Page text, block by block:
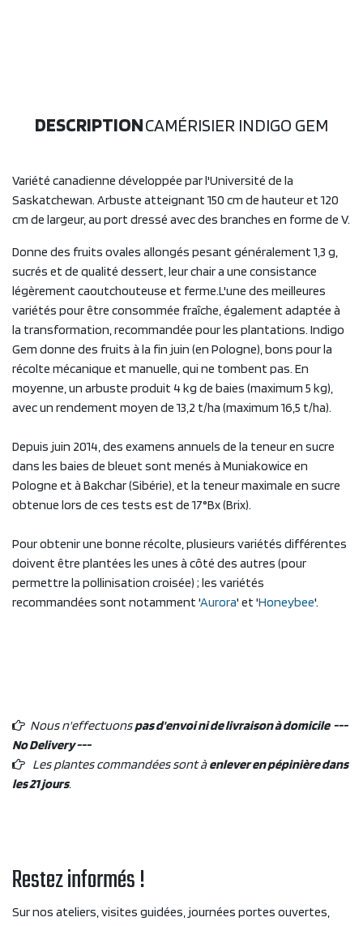
DESCRIPTIONCAMÉRISIER INDIGO GEM
Variété canadienne développée par l'Université de la
Saskatchewan. Arbuste atteignant 150 cm de hauteur et 120
cm de largeur, au port dressé avec des branches en forme de V.
Donne des fruits ovales allongés pesant généralement 1,3 g,
sucrés et de qualité dessert, leur chair a une consistance
légèrement caoutchouteuse et ferme.L'une des meilleures
variétés pour être consommée fraîche, également adaptée à
la transformation, recommandée pour les plantations. Indigo
Gem donne des fruits à la fin juin (en Pologne), bons pour la
récolte mécanique et manuelle, qui ne tombent pas. En
moyenne, un arbuste produit 4 kg de baies (maximum 5 kg),
avec un rendement moyen de 13,2 t/ha (maximum 16,5 t/ha).
Depuis juin 2014, des examens annuels de la teneur en sucre
dans les baies de bleuet sont menés à Muniakowice en
Pologne et à Bakchar (Sibérie), et la teneur maximale en sucre
obtenue lors de ces tests est de 17°Bx (Brix).
Pour obtenir une bonne récolte, plusieurs variétés différentes
doivent être plantées les unes à côté des autres (pour
permettre la pollinisation croisée) ; les variétés
recommandées sont notamment 'Aurora' et 'Honeybee'.
Nous n'effectuonspas d'envoi ni de livraison à domicile ---
No Delivery ---
Les plantes commandées sont àenlever en pépinière dans
les 21 jours.
Restez informés !
Sur nos ateliers, visites guidées, journées portes ouvertes,